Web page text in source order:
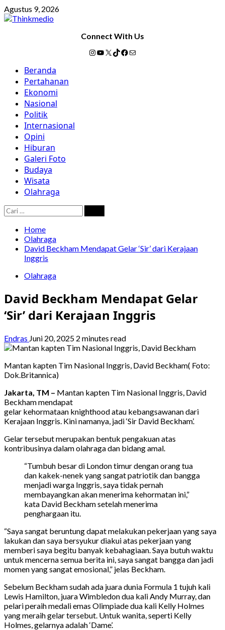
Skip
to
Agustus 9, 2026
Connect With Us
Instagram
YouTube
X TikTok
Facebook
Mail
Primary
Menu
Beranda
Pertahanan
Ekonomi
Nasional
Politik
Internasional
Opini
Hiburan
Galeri Foto
Budaya
Wisata
Olahraga
Cari
untuk:
Home
Olahraga
David Beckham Mendapat Gelar ‘Sir’ dari Kerajaan
Inggris
Olahraga
David Beckham Mendapat Gelar
‘Sir’ dari Kerajaan Inggris
Endras Juni 20, 2025 2 minutes read
Mantan kapten Tim Nasional Inggris, David Beckham( Foto:
Dok.Britannica)
Jakarta, TM – Mantan kapten Tim Nasional Inggris, David
Beckham mendapat
gelar kehormataan knighthood atau kebangsawanan dari
Kerajaan Inggris. Kini namanya, jadi ‘Sir David Beckham’.
Gelar tersebut merupakan bentuk pengakuan atas
kontribusinya dalam olahraga dan bidang amal.
“Tumbuh besar di London timur dengan orang tua
dan kakek-nenek yang sangat patriotik dan bangga
menjadi warga Inggris, saya tidak pernah
membayangkan akan menerima kehormatan ini,”
kata David Beckham setelah menerima
penghargaan itu.
“Saya sangat beruntung dapat melakukan pekerjaan yang saya
lakukan dan saya bersyukur diakui atas pekerjaan yang
memberi saya begitu banyak kebahagiaan. Saya butuh waktu
untuk mencerna semua berita ini, saya sangat bangga dan jadi
momen yang sangat emosional,” jelas Beckham.
Sebelum Beckham sudah ada juara dunia Formula 1 tujuh kali
Lewis Hamilton, juara Wimbledon dua kali Andy Murray, dan
pelari peraih medali emas Olimpiade dua kali Kelly Holmes
yang meraih gelar tersebut. Untuk wanita, seperti Kelly
Holmes, gelarnya adalah ‘Dame’.